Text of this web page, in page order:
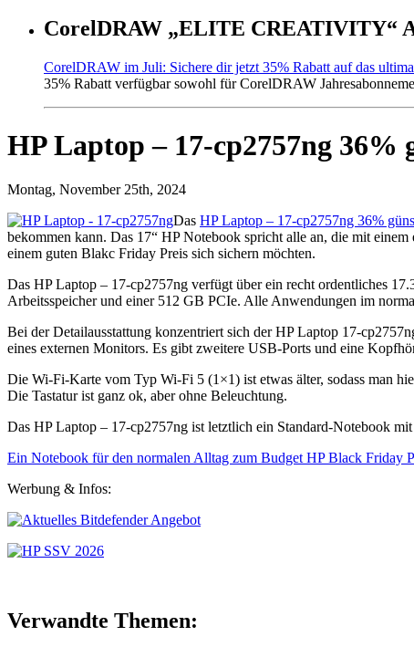
CorelDRAW „ELITE CREATIVITY“
CorelDRAW im Juli: Sichere dir jetzt 35% Rabatt auf das
35% Rabatt verfügbar sowohl für CorelDRAW
HP Laptop – 17-cp2757ng
Montag, November 25th, 2024
Das HP Laptop – 17-cp2757ng 36%
bekommen kann. Das 17“ HP Notebook spricht alle an, die mit einem
einem guten Blakc Friday Preis sich sichern möchten.
Das HP Laptop – 17-cp2757ng verfügt über ein recht ordentliches
Arbeitsspeicher und einer 512 GB PCIe. Alle Anwendungen im
Bei der Detailausstattung konzentriert sich der HP Laptop 17-
eines externen Monitors. Es gibt zweitere USB-Ports und eine
Die Wi-Fi-Karte vom Typ Wi-Fi 5 (1×1) ist etwas älter, sodass man
Die Tastatur ist ganz ok, aber ohne Beleuchtung.
Das HP Laptop – 17-cp2757ng ist letztlich ein Standard-Notebook
Ein Notebook für den normalen Alltag zum Budget HP Black Friday
Werbung & Infos:
Verwandte Themen: